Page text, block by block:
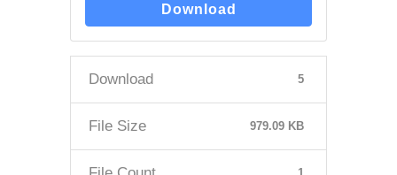
Download
Download 5
File Size 979.09 KB